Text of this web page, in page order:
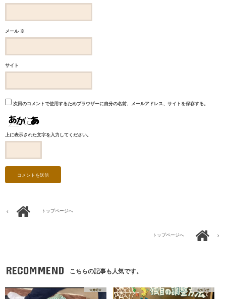
メール ※
サイト
次回のコメントで使用するためブラウザーに自分の名前、メールアドレス、サイトを保存する。
上に表示された文字を入力してください。
トップページへ
トップページへ
RECOMMEND こちらの記事も人気です。
☆施術☆ お知らせ